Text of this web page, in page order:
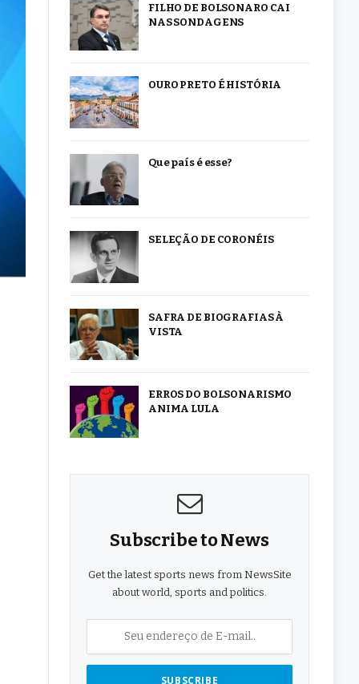
FILHO DE BOLSONARO CAI
NAS SONDAGENS
OURO PRETO É HISTÓRIA
Que país é esse?
SELEÇÃO DE CORONÉIS
SAFRA DE BIOGRAFIAS À
VISTA
ERROS DO BOLSONARISMO
ANIMA LULA
Subscribe to News
Get the latest sports news from NewsSite
about world, sports and politics.